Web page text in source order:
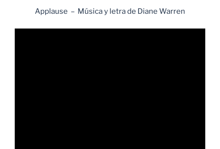
Applause – Música y letra de Diane Warren